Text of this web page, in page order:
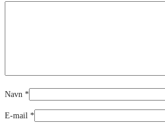
Navn *
E-mail *